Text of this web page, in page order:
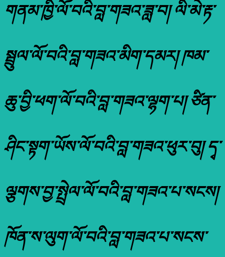
གནམ་ཁྱི་ལོ་བའི་བླ་གཟའ་ཟླ་བ། ལི་མེ་རྟ་
སྦྲུལ་ལོ་བའི་བླ་གཟའ་མིག་དམར། ཁམ་
ཆུ་བྱི་ཕག་ལོ་བའི་བླ་གཟའ་ལྷག་པ། ཙིན་
ཤིང་སྟག་ཡོས་ལོ་བའི་བླ་གཟའ་ཕུར་བུ། དྭ་
ལྕགས་བྱ་སྤྲེལ་ལོ་བའི་བླ་གཟའ་པ་སངས།
ཁོན་ས་ལུག་ལོ་བའི་བླ་གཟའ་པ་སངས་